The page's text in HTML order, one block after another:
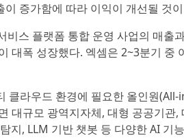
이 증가함에 따라 이익이 개선될 것
비스 플랫폼 통합 운영 사업의 매출
대폭 성장했다. 엑셈은 2~3분기
클라우드 환경에 필요한 올인원
대규모 광역지자체, 대형 공공기
지, LLM 기반 챗봇 등 다양한 AI